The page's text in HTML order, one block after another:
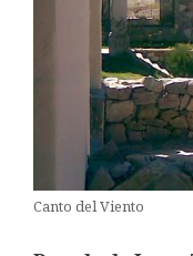
Canto del Viento